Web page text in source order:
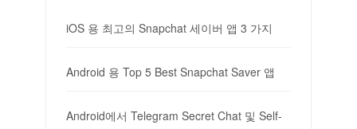
iOS 용 최고의 Snapchat 세이버 앱 3 가지
Android 용 Top 5 Best Snapchat Saver 앱
Android에서 Telegram Secret Chat 및 Self-